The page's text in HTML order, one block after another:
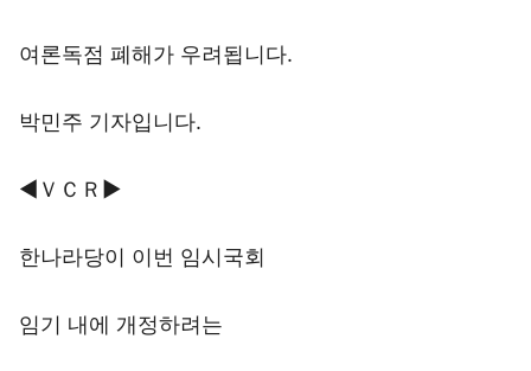
여론독점 폐해가 우려됩니다.
박민주 기자입니다.
◀ＶＣＲ▶
한나라당이 이번 임시국회
임기 내에 개정하려는